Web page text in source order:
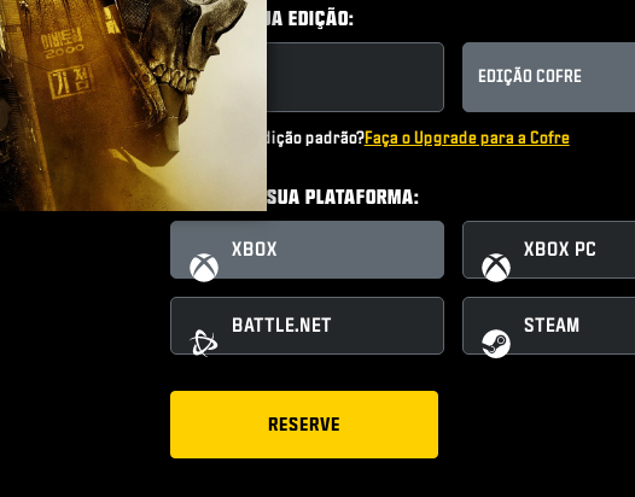
ESCOLHA SUA EDIÇÃO:
PADRÃO EDIÇÃO COFRE
Já possui a edição padrão?Faça o Upgrade para a Cofre
ESCOLHA A SUA PLATAFORMA:
XBOX XBOX PC
BATTLE.NET STEAM
RESERVE